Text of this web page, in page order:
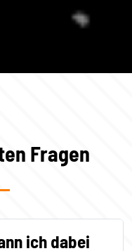
Fragen
ich dabei